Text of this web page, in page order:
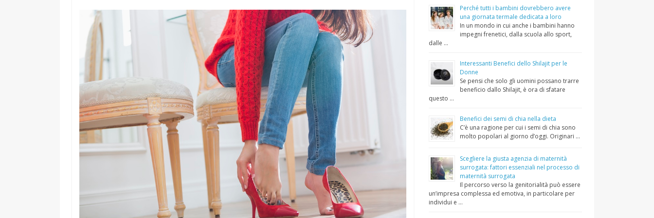
Perché tutti i bambini dovrebbero avere
una giornata termale dedicata a loro
In un mondo in cui anche i bambini hanno
impegni frenetici, dalla scuola allo sport,
dalle …
Interessanti Benefici dello Shilajit per le
Donne
Se pensi che solo gli uomini possano trarre
beneficio dallo Shilajit, è ora di sfatare
questo …
Benefici dei semi di chia nella dieta
C’è una ragione per cui i semi di chia sono
molto popolari al giorno d’oggi. Originari …
Scegliere la giusta agenzia di maternità
surrogata: fattori essenziali nel processo di
maternità surrogata
Il percorso verso la genitorialità può essere
un’impresa complessa ed emotiva, in particolare per
individui e …